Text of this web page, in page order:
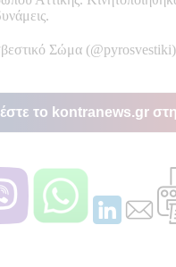
Σώμα (@pyrosvestiki)
το kontranews.gr